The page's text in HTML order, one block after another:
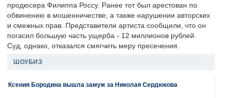
продюсера Филиппа Россу. Ранее тот был арестован по
обвинению в мошенничестве, а также нарушении авторских
и смежных прав. Представители артиста сообщили, что он
погасил большую часть ущерба - 12 миллионов рублей.
Суд, однако, отказался смягчить меру пресечения.
ШОУБИЗ
Ксения Бородина вышла замуж за Николая Сердюкова